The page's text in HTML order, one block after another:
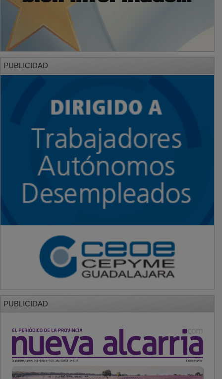
PUBLICIDAD
PUBLICIDAD